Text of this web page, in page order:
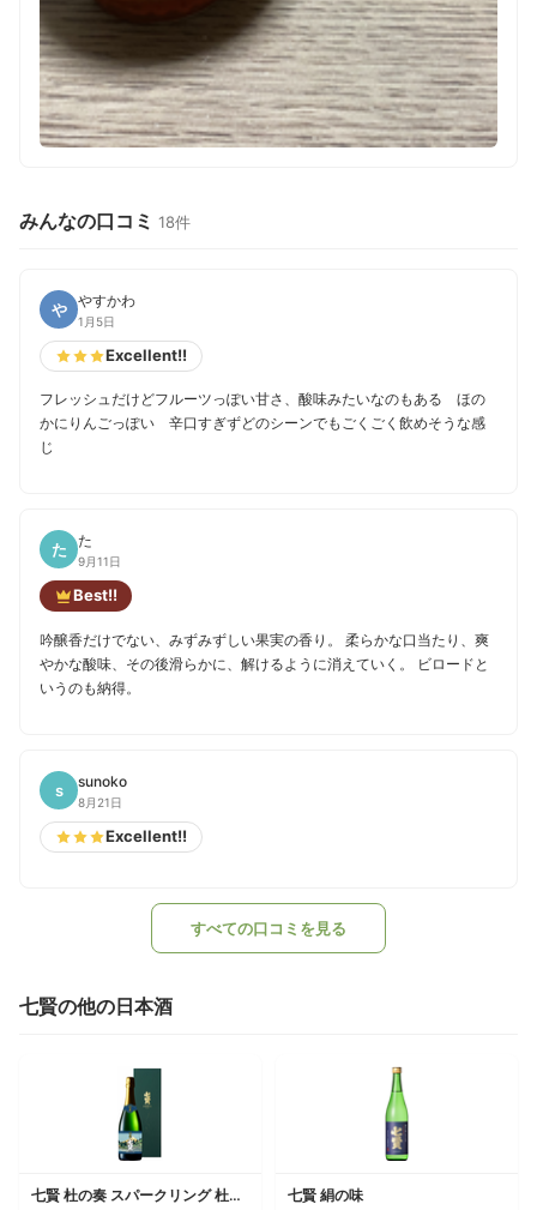
みんなの口コミ 18件
や やすかわ
1月5日
Excellent!!
フレッシュだけどフルーツっぽい甘さ、酸味みたいなのもある ほの
かにりんごっぽい 辛口すぎずどのシーンでもごくごく飲めそうな感
じ
た た
9月11日
Best!!
吟醸香だけでない、みずみずしい果実の香り。 柔らかな口当たり、爽
やかな酸味、その後滑らかに、解けるように消えていく。 ビロードと
いうのも納得。
s sunoko
8月21日
Excellent!!
すべての口コミを見る
七賢の他の日本酒
七賢 杜の奏 スパークリング 杜ノ奏 七賢 絹の味